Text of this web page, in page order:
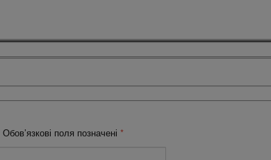
Обов’язкові поля позначені *